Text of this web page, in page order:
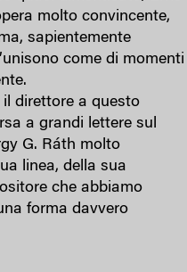
molto convincente,
sapientemente
come di momenti
direttore a questo
a grandi lettere sul
G. Ráth molto
linea, della sua
che abbiamo
forma davvero